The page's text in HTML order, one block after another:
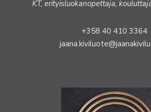
KT, erityisluokanopettaja,
+358 40 410 3364